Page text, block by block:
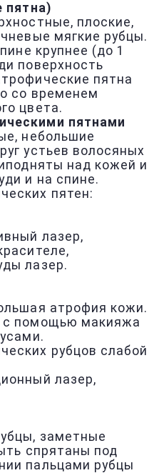
пятна)
плоские,
мягкие рубцы.
крупнее (до 1
поверхность
пятна
со временем
цвета.
пятнами
небольшие
устьев волосяных
над кожей и
и на спине.
пятен:
лазер,
лазер.
атрофия кожи.
с помощью макияжа
рубцов слабой
лазер,
заметные
спрятаны под
пальцами рубцы